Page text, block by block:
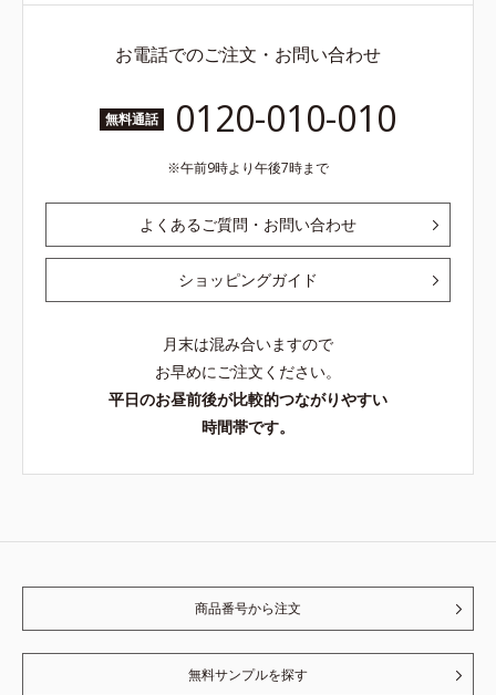
お電話でのご注文・お問い合わせ
無料通話 0120-010-010
午前9時より午後7時まで
よくあるご質問・お問い合わせ
ショッピングガイド
月末は混み合いますので
お早めにご注文ください。
平日のお昼前後が比較的つながりやすい
時間帯です。
商品番号から注文
無料サンプルを探す